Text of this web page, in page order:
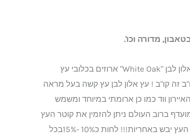
מדורה וכו'.
עצי אלון להסקה מייבוא מאירופה אלון לבן "White Oak" ארוזים בכלובי עץ
זה קו"ב ! עץ אלון לבן עץ קשה בעל מראה
ווד כמו כן ארומתי במיוחד ומשמש
ברוב העולם ניתן להזמין את קוטר העץ
(עובי) לפי גדול בינוני וקטן ומעורב . העץ יבש באחריות!!! לחות כ10% -15%בכל